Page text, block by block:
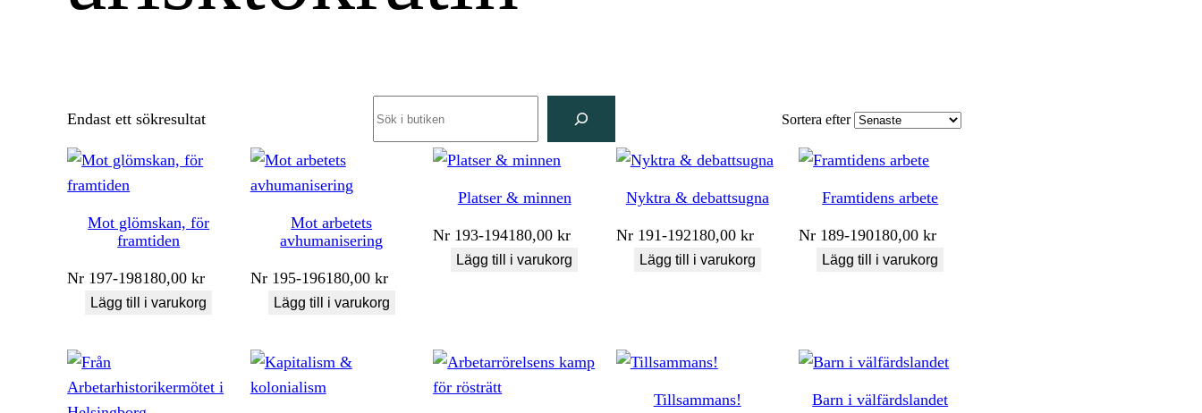
Endast ett sökresultat Sortera efter
Mot glömskan, för
framtiden
Nr 197-198180,00kr
Lägg till i varukorg
Mot arbetets
avhumanisering
Nr 195-196180,00 kr
Lägg till i varukorg
Platser & minnen
Nr 193-194180,00kr
Lägg till i varukorg
Nyktra & debattsugna
Nr 191-192180,00 kr
Lägg till i varukorg
Framtidens arbete
Nr 189-190180,00kr
Lägg till i varukorg
Tillsammans! Barn i välfärdslandet